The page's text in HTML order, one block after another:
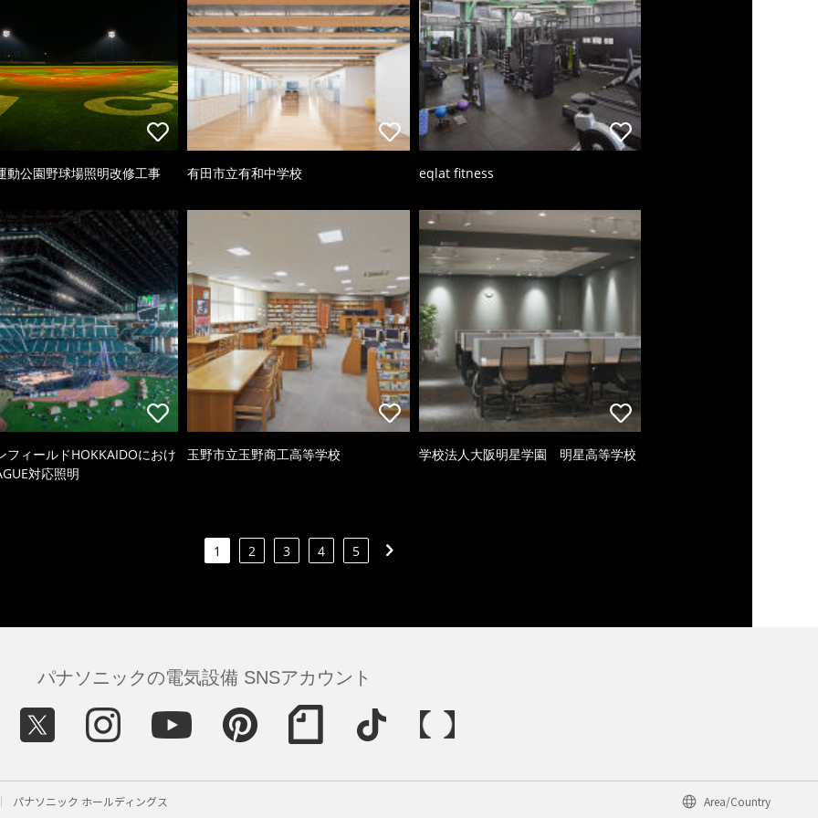
動公園野球場照明改修工事 有田市立有和中学校 eqlat fitness
フィールドHOKKAIDOにおけ
対応照明
玉野市立玉野商工高等学校 学校法人大阪明星学園 明星高等学校
1 2 3 4 5
パナソニックの電気設備 SNSアカウント
パナソニック ホールディングス Area/Country